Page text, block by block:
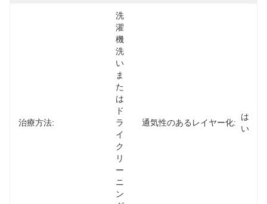
治療方法:
洗
濯
機
洗
い
ま
た
は
ド
ラ
イ
ク
リ
ー
ニ
ン
通気性のあるレイヤー化:
は
い